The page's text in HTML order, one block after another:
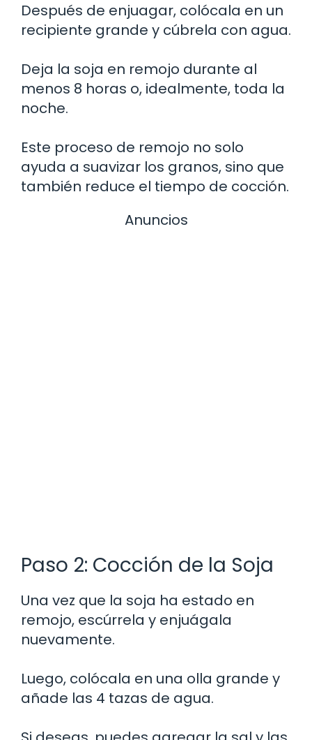
Después de enjuagar, colócala en un
recipiente grande y cúbrela con agua.
Deja la soja en remojo durante al
menos 8 horas o, idealmente, toda la
noche.
Este proceso de remojo no solo
ayuda a suavizar los granos, sino que
también reduce el tiempo de cocción.
Anuncios
Paso 2: Cocción de la Soja
Una vez que la soja ha estado en
remojo, escúrrela y enjuágala
nuevamente.
Luego, colócala en una olla grande y
añade las 4 tazas de agua.